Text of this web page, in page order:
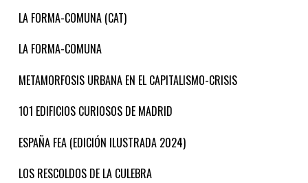
LA FORMA-COMUNA (CAT)
LA FORMA-COMUNA
METAMORFOSIS URBANA EN EL CAPITALISMO-CRISIS
101 EDIFICIOS CURIOSOS DE MADRID
ESPAÑA FEA (EDICIÓN ILUSTRADA 2024)
LOS RESCOLDOS DE LA CULEBRA